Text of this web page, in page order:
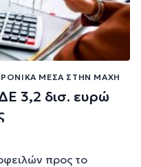
ΜΈΣΑ ΣΤΗΝ ΜΆΧΗ
3,2 δισ. ευρώ
προς το